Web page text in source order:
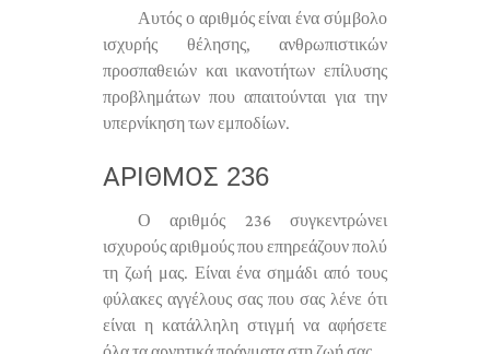
Αυτός ο αριθμός είναι ένα σύμβολο
ισχυρής θέλησης, ανθρωπιστικών
προσπαθειών και ικανοτήτων επίλυσης
προβλημάτων που απαιτούνται για την
υπερνίκηση των εμποδίων.
ΑΡΙΘΜΌΣ 236
Ο αριθμός 236 συγκεντρώνει
ισχυρούς αριθμούς που επηρεάζουν πολύ
τη ζωή μας. Είναι ένα σημάδι από τους
φύλακες αγγέλους σας που σας λένε ότι
είναι η κατάλληλη στιγμή να αφήσετε